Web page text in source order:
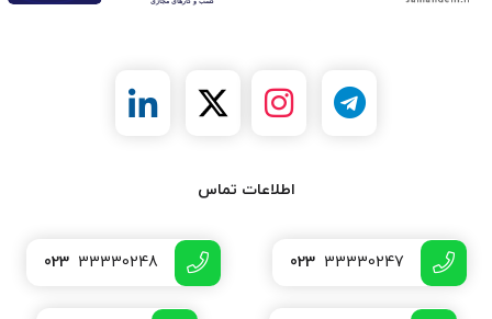
اطلاعات تماس
023 33330247
023 33330248